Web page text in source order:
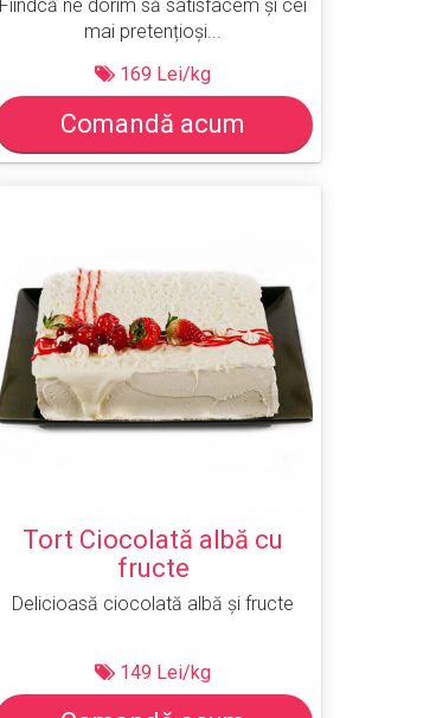
Fiindcă ne dorim să satisfacem și cei
mai pretențioși...
169 Lei/kg
Comandă acum
Tort Ciocolată albă cu
fructe
Delicioasă ciocolată albă și fructe
149 Lei/kg